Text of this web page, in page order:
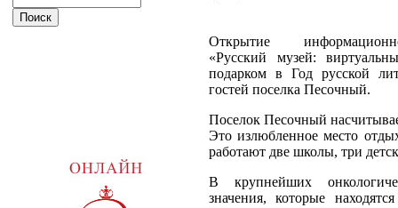
Открытие
«Русский музей:
подарком в Год русской
гостей поселка Песочный.
Поселок Песочный
Это излюбленное место
работают две школы, три
В крупнейших
значения, которые